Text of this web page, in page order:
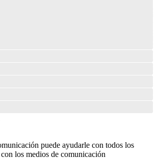
puede ayudarle con todos los
los medios de comunicación